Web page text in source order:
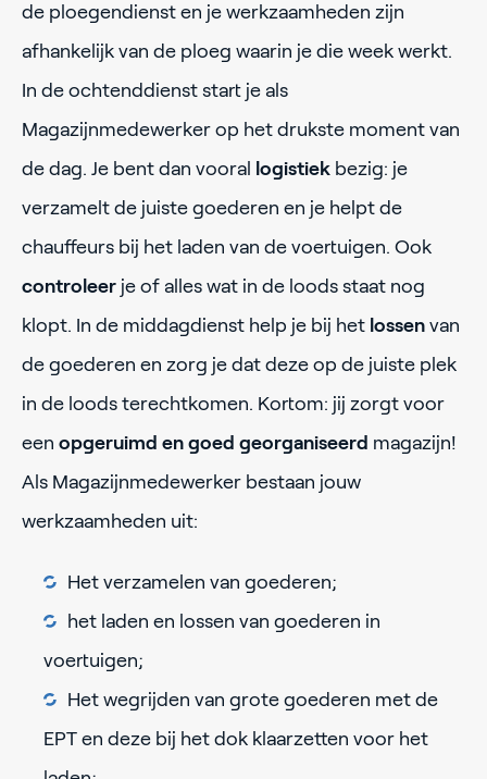
de ploegendienst en je werkzaamheden zijn
afhankelijk van de ploeg waarin je die week werkt.
In de ochtenddienst start je als
Magazijnmedewerker op het drukste moment van
de dag. Je bent dan vooral logistiek bezig: je
verzamelt de juiste goederen en je helpt de
chauffeurs bij het laden van de voertuigen. Ook
controleer je of alles wat in de loods staat nog
klopt. In de middagdienst help je bij het lossen van
de goederen en zorg je dat deze op de juiste plek
in de loods terechtkomen. Kortom: jij zorgt voor
een opgeruimd en goed georganiseerd magazijn!
Als Magazijnmedewerker bestaan jouw
werkzaamheden uit:
Het verzamelen van goederen;
het laden en lossen van goederen in
voertuigen;
Het wegrijden van grote goederen met de
EPT en deze bij het dok klaarzetten voor het